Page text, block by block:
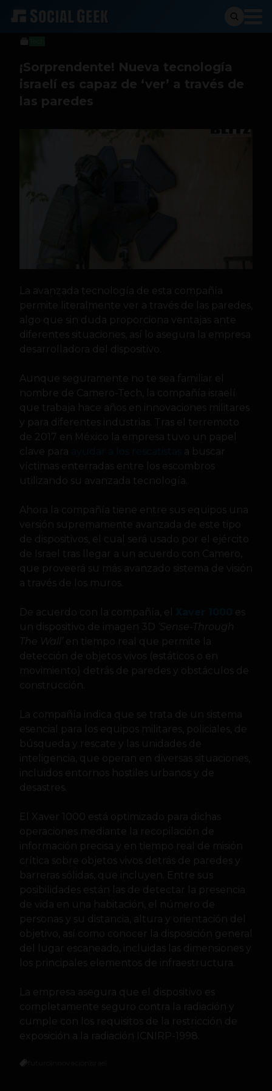
Social Geek
27 de junio de 2022
¡Sorprendente! Nueva tecnología
israelí es capaz de ‘ver’ a través de
las paredes
La avanzada tecnología de esta compañía
permite literalmente ver a través de las paredes,
algo que sin duda proporciona ventajas ante
diferentes situaciones, así lo asegura la empresa
desarrolladora del dispositivo.
Aunque seguramente no te sea familiar el
nombre de Camero-Tech, la compañía israelí
que trabaja hace años en innovaciones militares
y para diferentes industrias. Tras el terremoto
de 2017 en México la empresa tuvo un papel
clave para
a buscar
víctimas enterradas entre los escombros
utilizando su avanzada tecnología.
Ahora la compañía tiene entre sus equipos una
versión supremamente avanzada de este tipo
de dispositivos, el cual será usado por el ejército
de Israel tras llegar a un acuerdo con Camero,
que proveerá su más avanzado sistema de visión
a través de los muros.
De acuerdo con la compañía, el
es
un dispositivo de imagen 3D
‘Sense-Through
The Wall’ en tiempo real que permite la
detección de objetos vivos (estáticos o en
movimiento) detrás de paredes y obstáculos de
construcción.
La compañía indica que se trata de un sistema
esencial para los equipos militares, policiales, de
búsqueda y rescate y las unidades de
inteligencia, que operan en diversas situaciones,
incluidos entornos hostiles urbanos y de
desastres.
El Xaver 1000 está optimizado para dichas
operaciones mediante la recopilación de
información precisa y en tiempo real de misión
crítica sobre objetos vivos detrás de paredes y
barreras sólidas, que incluyen. Entre sus
posibilidades están las de detectar la presencia
de vida en una habitación, el número de
personas y su distancia, altura y orientación del
objetivo, así como conocer la disposición general
del lugar escaneado, incluidas las dimensiones y
los principales elementos de infraestructura.
La empresa asegura que el dispositivo es
completamente seguro contra la radiación y
cumple con los requisitos de la restricción de
exposición a la radiación ICNIRP-1998.